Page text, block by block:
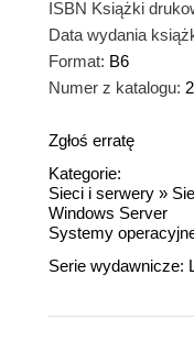
ISBN Książki
Data wydania
Format: B6
Numer z katalogu:
Zgłoś erratę
Kategorie:
Sieci i serwery »
Windows Server
Systemy
Serie wydawnicze: